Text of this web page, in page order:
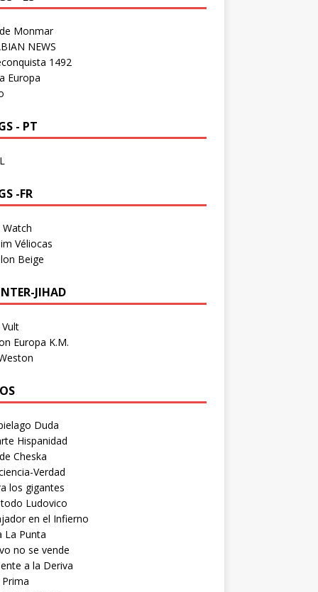
Monmar
NEWS
1492
Europa
- PT
-FR
Watch
Véliocas
Beige
JIHAD
Europa K.M.
Duda
Hispanidad
Cheska
Verdad
los gigantes
Ludovico
en el Infierno
La Punta
no se vende
a la Deriva